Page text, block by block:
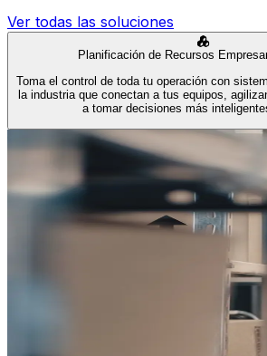
Ver todas las soluciones
Planificación de Recursos
Toma el control de toda tu operación con
la industria que conectan a tus equipos,
a tomar decisiones más